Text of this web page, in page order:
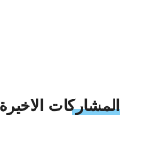
المشاركات الاخيرة